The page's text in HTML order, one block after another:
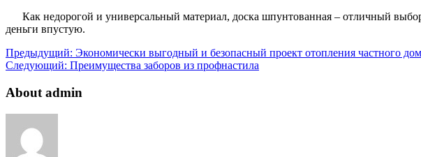
Как недорогой и универсальный материал, доска шпунтованная – отличный
деньги впустую.
Предыдущий: Экономически выгодный и безопасный проект отопления частного
Следующий: Преимущества заборов из профнастила
About admin